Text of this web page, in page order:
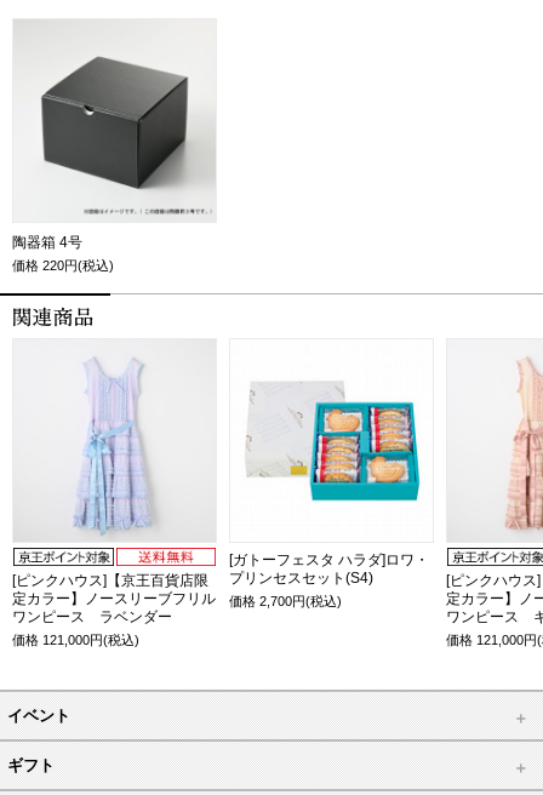
陶器箱 4号
価格 220円(税込)
[ピンクハウス]【京王百貨店限
定カラー】ノースリーブフリル
ワンピース ラベンダー
価格 121,000円(税込)
[ガトーフェスタ ハラダ]ロワ・
プリンセスセット(S4)
価格2,700円(税込)
[ピンクハウス
定カラー】ノ
ワンピース
価格 121,000円
イベント
ギフト